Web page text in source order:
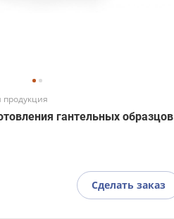
продукция
гантельных образцов
Сделать заказ